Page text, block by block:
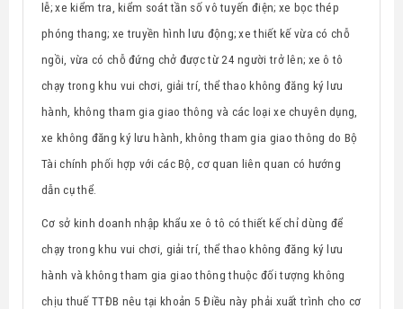
lễ; xe kiểm tra, kiểm soát tần số vô tuyến điện; xe bọc thép
phóng thang; xe truyền hình lưu động; xe thiết kế vừa có chỗ
ngồi, vừa có chỗ đứng chở được từ 24 người trở lên; xe ô tô
chạy trong khu vui chơi, giải trí, thể thao không đăng ký lưu
hành, không tham gia giao thông và các loại xe chuyên dụng,
xe không đăng ký lưu hành, không tham gia giao thông do Bộ
Tài chính phối hợp với các Bộ, cơ quan liên quan có hướng
dẫn cụ thể.
Cơ sở kinh doanh nhập khẩu xe ô tô có thiết kế chỉ dùng để
chạy trong khu vui chơi, giải trí, thể thao không đăng ký lưu
hành và không tham gia giao thông thuộc đối tượng không
chịu thuế TTĐB nêu tại khoản 5 Điều này phải xuất trình cho cơ